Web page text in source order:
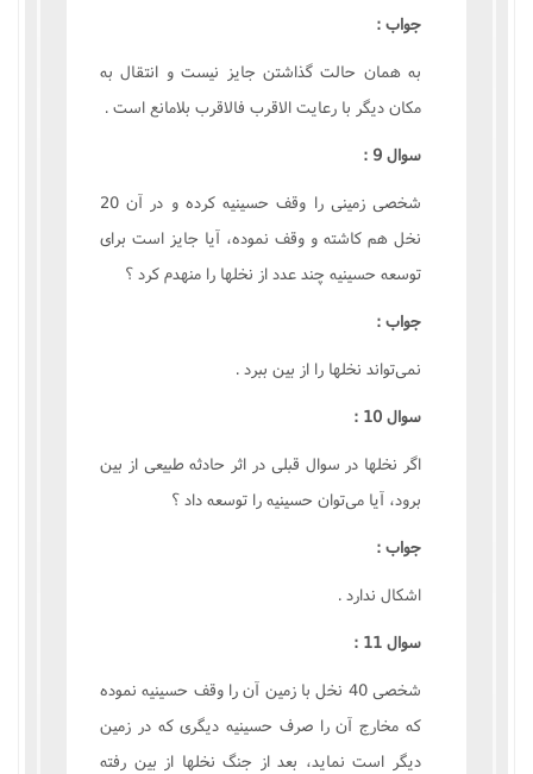
جواب :
به همان حالت گذاشتن جايز نيست و انتقال به
مکان ديگر با رعايت الاقرب فالاقرب بلامانع است .
سوال 9 :
شخصى زمينى را وقف حسينيه کرده و در آن 20
نخل هم کاشته و وقف نموده، آيا جايز است براى
توسعه حسينيه چند عدد از نخلها را منهدم کرد ؟
جواب :
نمى‌تواند نخلها را از بين ببرد .
سوال 10 :
اگر نخلها در سوال قبلى در اثر حادثه طبيعى از بين
برود، آيا مى‌توان حسينيه را توسعه داد ؟
جواب :
اشکال ندارد .
سوال 11 :
شخصى 40 نخل با زمين آن را وقف حسينيه نموده
که مخارج آن را صرف حسينيه ديگرى که در زمين
ديگر است نمايد، بعد از جنگ نخلها از بين رفته